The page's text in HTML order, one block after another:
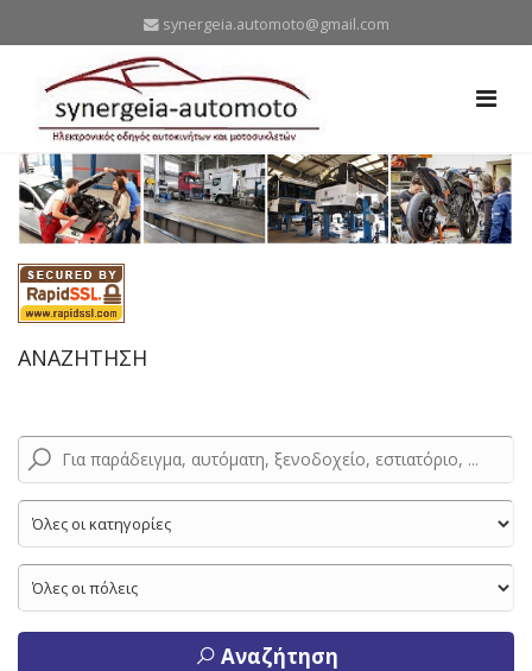
synergeia.automoto@gmail.com
ΑΝΑΖΗΤΗΣΗ
Αναζήτηση